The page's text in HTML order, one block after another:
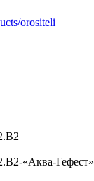
orositeli
«Аква-Гефест»